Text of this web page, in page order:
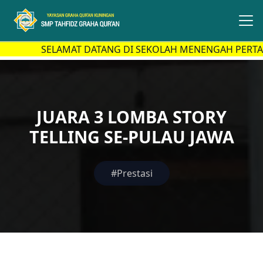
SELAMAT DATANG DI SEKOLAH MENENGAH
JUARA 3 LOMBA STORY
TELLING SE-PULAU JAWA
#Prestasi